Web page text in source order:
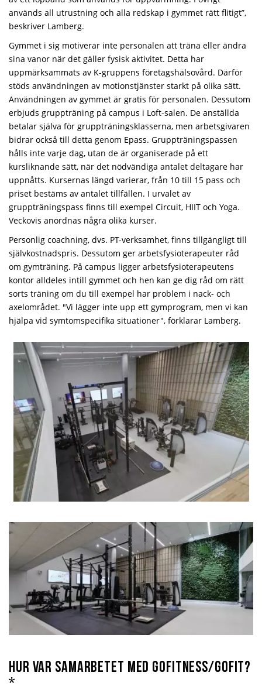
används all utrustning och alla redskap i gymmet rätt flitigt”,
beskriver Lamberg.
Gymmet i sig motiverar inte personalen att träna eller ändra
sina vanor när det gäller fysisk aktivitet. Detta har
uppmärksammats av K-gruppens företagshälsovård. Därför
stöds användningen av motionstjänster starkt på olika sätt.
Användningen av gymmet är gratis för personalen. Dessutom
erbjuds gruppträning på campus i Loft-salen. De anställda
betalar själva för gruppträningsklasserna, men arbetsgivaren
bidrar också till detta genom Epass. Gruppträningspassen
hålls inte varje dag, utan de är organiserade på ett
kursliknande sätt, när det nödvändiga antalet deltagare har
uppnåtts. Kursernas längd varierar, från 10 till 15 pass och
priset bestäms av antalet tillfällen. I urvalet av
gruppträningspass finns till exempel Circuit, HIIT och Yoga.
Veckovis anordnas några olika kurser.
Personlig coachning, dvs. PT-verksamhet, finns tillgängligt till
självkostnadspris. Dessutom ger arbetsfysioterapeuter råd
om gymträning. På campus ligger arbetsfysioterapeutens
kontor alldeles intill gymmet och hen kan ge dig råd om rätt
sorts träning om du till exempel har problem i nack- och
axelområdet. "Vi lägger inte upp ett gymprogram, men vi kan
hjälpa vid symtomspecifika situationer", förklarar Lamberg.
Hur var samarbetet med Gofitness/Gofit?
*